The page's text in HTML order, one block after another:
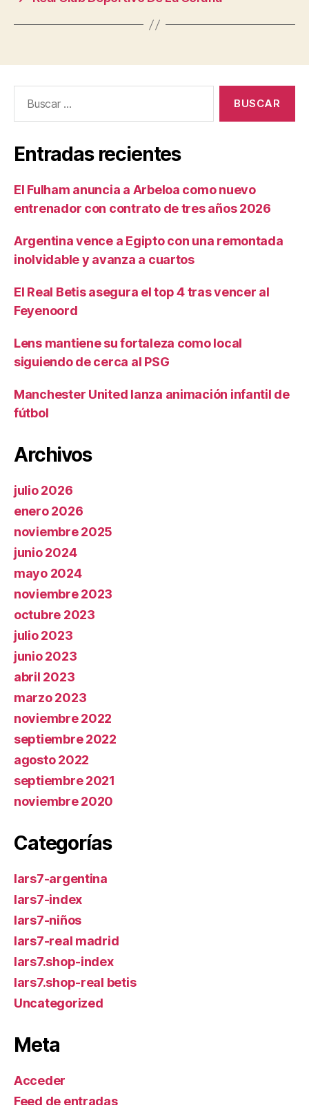
Entradas recientes
El Fulham anuncia a Arbeloa como nuevo
entrenador con contrato de tres años 2026
Argentina vence a Egipto con una remontada
inolvidable y avanza a cuartos
El Real Betis asegura el top 4 tras vencer al
Feyenoord
Lens mantiene su fortaleza como local
siguiendo de cerca al PSG
Manchester United lanza animación infantil de
fútbol
Archivos
julio 2026
enero 2026
noviembre 2025
junio 2024
mayo 2024
noviembre 2023
octubre 2023
julio 2023
junio 2023
abril 2023
marzo 2023
noviembre 2022
septiembre 2022
agosto 2022
septiembre 2021
noviembre 2020
Categorías
lars7-argentina
lars7-index
lars7-niños
lars7-real madrid
lars7.shop-index
lars7.shop-real betis
Uncategorized
Meta
Acceder
Feed de entradas